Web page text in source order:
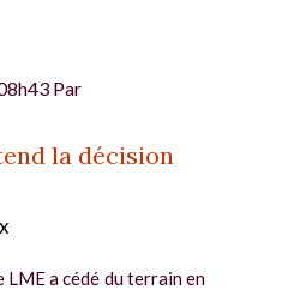
Par
la décision
LME a cédé du terrain en